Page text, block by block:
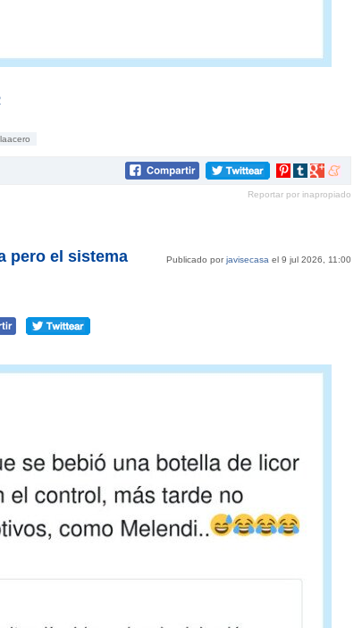
Compartir
Pinterest
Compartir
tumblr
Compartir
Google+
Reportar por inapropiado
Publicado porjavisecasa el 9 jul 2026, 11:00
pero el sistema